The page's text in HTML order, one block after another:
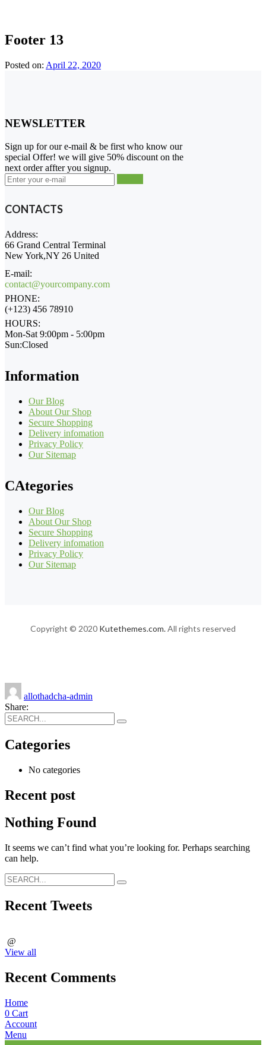
Footer 13
Posted on: April 22, 2020
NEWSLETTER
Sign up for our e-mail & be first who know our
special Offer! we will give 50% discount on the
next order affter you signup.
CONTACTS
Address:
66 Grand Central Terminal
New York,NY 26 United
E-mail:
contact@yourcompany.com
PHONE:
(+123) 456 78910
HOURS:
Mon-Sat 9:00pm - 5:00pm
Sun:Closed
Information
Our Blog
About Our Shop
Secure Shopping
Delivery infomation
Privacy Policy
Our Sitemap
CAtegories
Our Blog
About Our Shop
Secure Shopping
Delivery infomation
Privacy Policy
Our Sitemap
Copyright © 2020 Kutethemes.com.All rights reserved
allothadcha-admin
Share:
Categories
No categories
Recent post
Nothing Found
It seems we can’t find what you’re looking for. Perhaps searching
can help.
Recent Tweets
@
View all
Recent Comments
Home
0 Cart
Account
Menu